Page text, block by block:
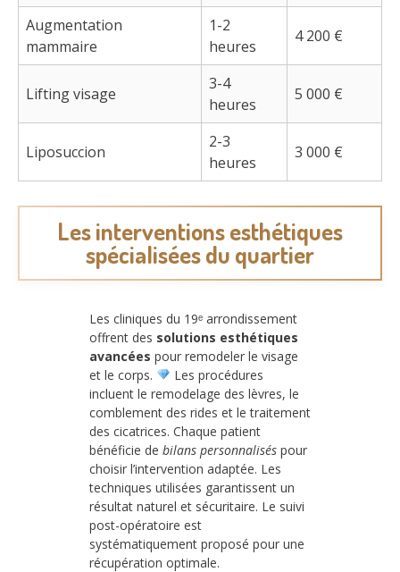
Augmentation
mammaire
1-2
heures
4 200 €
Lifting visage
3-4
heures
5 000 €
Liposuccion
2-3
heures
3 000 €
Les interventions esthétiques
spécialisées du quartier
Les cliniques du 19ᵉ arrondissement
offrent des solutions esthétiques
avancées pour remodeler le visage
et le corps.
Les procédures
incluent le remodelage des lèvres, le
comblement des rides et le traitement
des cicatrices. Chaque patient
bénéficie de bilans personnalisés pour
choisir l’intervention adaptée. Les
techniques utilisées garantissent un
résultat naturel et sécuritaire. Le suivi
post-opératoire est
systématiquement proposé pour une
récupération optimale.